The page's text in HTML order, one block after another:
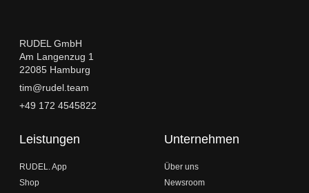
RUDEL GmbH
Am Langenzug 1
22085 Hamburg
tim@rudel.team
+49 172 4545822
Leistungen
RUDEL. App
Shop
Unternehmen
Über uns
Newsroom